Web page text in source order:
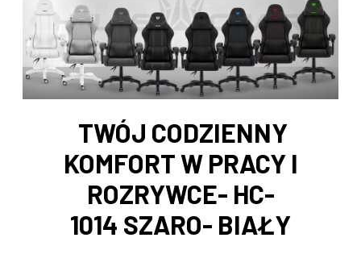
TWÓJ CODZIENNY
KOMFORT W PRACY I
ROZRYWCE- HC-
1014 SZARO- BIAŁY